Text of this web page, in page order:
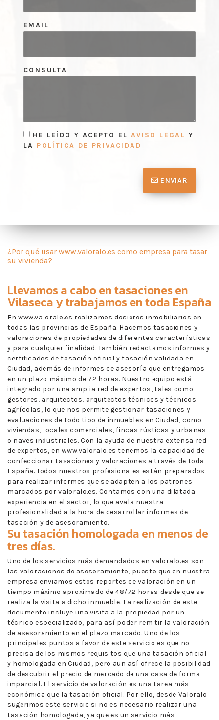
EMAIL
CONSULTA
HE LEÍDO Y ACEPTO EL AVISO LEGAL Y
LA POLÍTICA DE PRIVACIDAD
ENVIAR
¿Por qué usar www.valoralo.es como empresa para tasar
su vivienda?
Llevamos a cabo entasaciones en
Vilaseca y trabajamos en toda España
En www.valoralo.es realizamos dosieres inmobiliarios en
todas las provincias de España. Hacemos tasaciones y
valoraciones de propiedades de diferentes características
y para cualquier finalidad. También redactamos informes y
certificados de tasación oficial y tasación validada en
Ciudad, además de informes de asesoría que entregamos
en un plazo máximo de 72 horas. Nuestro equipo está
integrado por una amplia red de expertos, tales como
gestores, arquitectos, arquitectos técnicos y técnicos
agrícolas, lo que nos permite gestionar tasaciones y
evaluaciones de todo tipo de inmuebles en Ciudad, como
viviendas, locales comerciales, fincas rústicas y urbanas
o naves industriales. Con la ayuda de nuestra extensa red
de expertos, en www.valoralo.es tenemos la capacidad de
confeccionar tasaciones y valoraciones a través de toda
España. Todos nuestros profesionales están preparados
para realizar informes que se adapten a los patrones
marcados por valoralo.es. Contamos con una dilatada
experiencia en el sector, lo que avala nuestra
profesionalidad a la hora de desarrollar informes de
tasación y de asesoramiento.
Su tasación homologada en menos de
tres días.
Uno de los servicios más demandados en valoralo.es son
las valoraciones de asesoramiento, puesto que en nuestra
empresa enviamos estos reportes de valoración en un
tiempo máximo aproximado de 48/72 horas desde que se
realiza la visita a dicho inmueble. La realización de este
documento incluye una visita a la propiedad por un
técnico especializado, para así poder remitir la valoración
de asesoramiento en el plazo marcado. Uno de los
principales puntos a favor de este servicio es que no
precisa de los mismos requisitos que una tasación oficial
y homologada en Ciudad, pero aun así ofrece la posibilidad
de descubrir el precio de mercado de una casa de forma
imparcial. El servicio de valoración es una tarea más
económica que la tasación oficial. Por ello, desde Valoralo
sugerimos este servicio si no es necesario realizar una
tasación homologada, ya que es un servicio más